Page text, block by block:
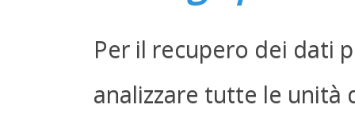
Per il recupero dei dati
analizzare tutte le unità